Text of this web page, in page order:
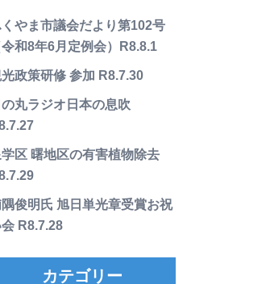
やま市議会だより第102号
令和8年6月定例会）R8.8.1
政策研修 参加 R8.7.30
の丸ラジオ日本の息吹
学区 曙地区の有害植物除去
俊明氏 旭日単光章受賞お祝
R8.7.28
カテゴリー